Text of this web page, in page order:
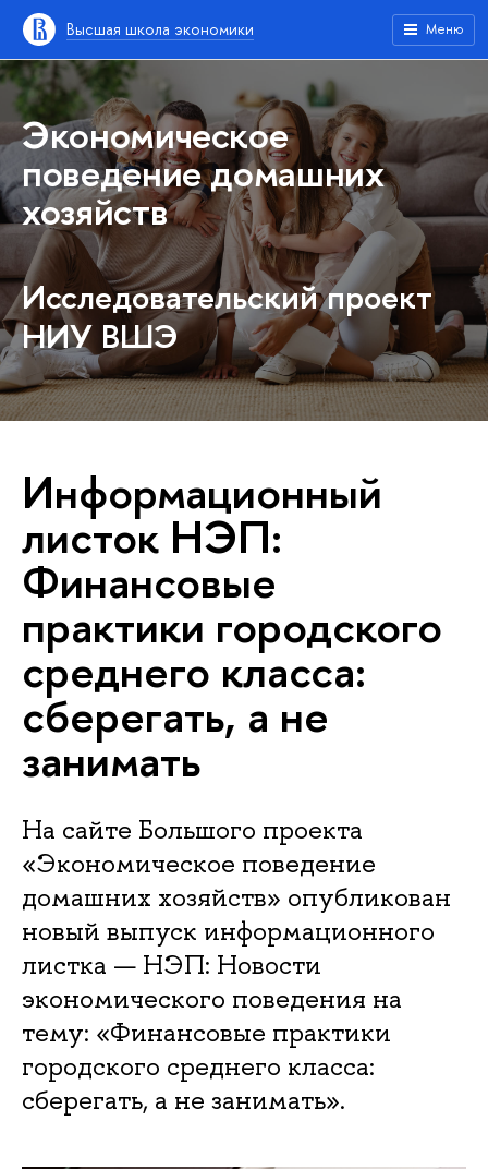
Высшая школа экономики Меню
Экономическое
поведение домашних
хозяйств
Исследовательский проект
НИУ ВШЭ
Информационный
листок НЭП:
Финансовые
практики городского
среднего класса:
сберегать, а не
занимать
На сайте Большого проекта
«Экономическое поведение
домашних хозяйств» опубликован
новый выпуск информационного
листка — НЭП: Новости
экономического поведения на
тему: «Финансовые практики
городского среднего класса:
сберегать, а не занимать».